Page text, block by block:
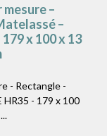
–
–
179 x 100 x 13
- Rectangle -
HR35 - 179 x 100